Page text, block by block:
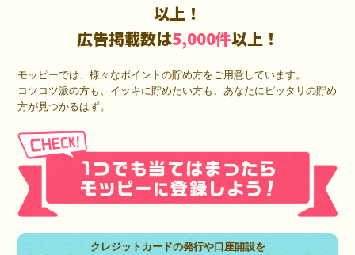
以上！
広告掲載数は5,000件以上！
モッピーでは、様々なポイントの貯め方をご用意しています。
コツコツ派の方も、イッキに貯めたい方も、あなたにピッタリの貯め
方が見つかるはず。
クレジットカードの発行や口座開設を